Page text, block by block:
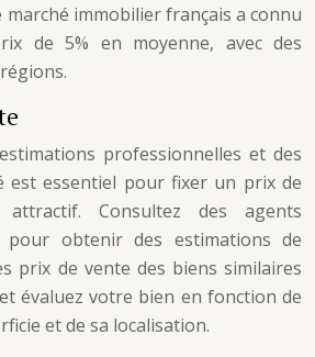
marché immobilier français a connu
de 5% en moyenne, avec des
professionnelles et des
est essentiel pour fixer un prix de
Consultez des agents
pour obtenir des estimations de
prix de vente des biens similaires
évaluez votre bien en fonction de
et de sa localisation.